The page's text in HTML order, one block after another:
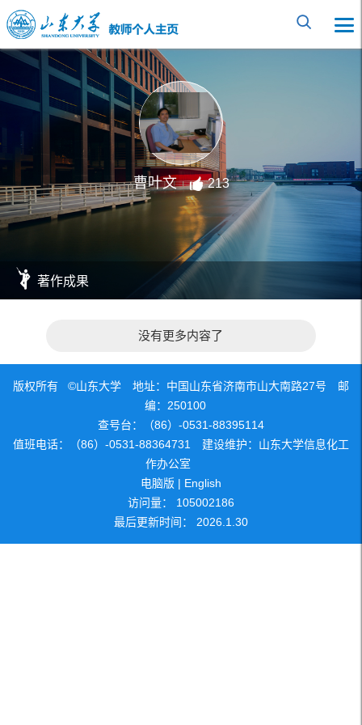
曹叶文 213
著作成果
没有更多内容了
版权所有 ©山东大学 地址：中国山东省济南市山大南路27号 邮
编：250100
查号台：（86）-0531-88395114
值班电话：（86）-0531-88364731 建设维护：山东大学信息化工
作办公室
电脑版 | English
访问量： 105002186
最后更新时间： 2026 1 30